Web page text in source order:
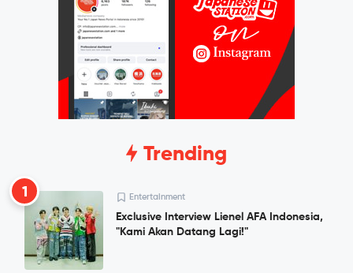
Trending
1 Entertainment
Exclusive Interview Lienel AFA Indonesia,
"Kami Akan Datang Lagi!"